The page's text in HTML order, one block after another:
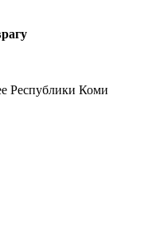
Республики Коми